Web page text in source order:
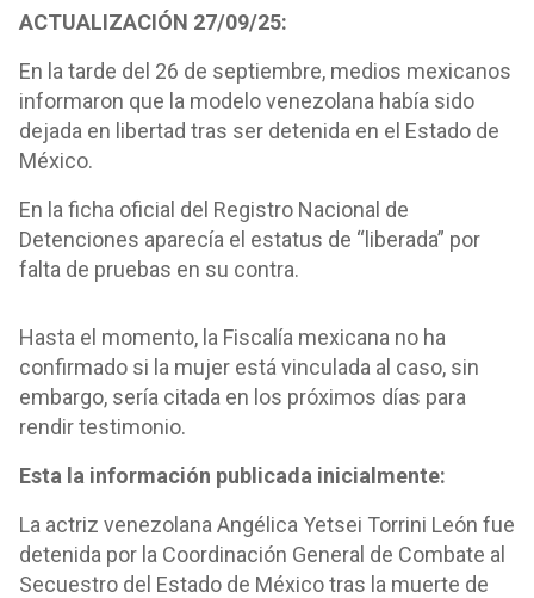
ACTUALIZACIÓN 27/09/25:
En la tarde del 26 de septiembre, medios mexicanos
informaron que la modelo venezolana había sido
dejada en libertad tras ser detenida en el Estado de
México.
En la ficha oficial del Registro Nacional de
Detenciones aparecía el estatus de “liberada” por
falta de pruebas en su contra.
Hasta el momento, la Fiscalía mexicana no ha
confirmado si la mujer está vinculada al caso, sin
embargo, sería citada en los próximos días para
rendir testimonio.
Esta la información publicada inicialmente:
La actriz venezolana Angélica Yetsei Torrini León fue
detenida por la Coordinación General de Combate al
Secuestro del Estado de México tras la muerte de